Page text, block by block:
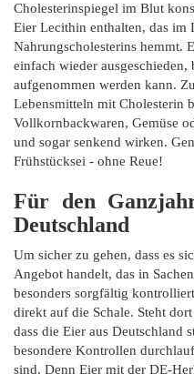
Cholesterinspiegel im Blut
Eier Lecithin enthalten, das im
Nahrungscholesterins hemmt.
einfach wieder
aufgenommen werden kann.
Lebensmitteln mit Cholesterin
Vollkornbackwaren, Gemüse
und sogar senkend wirken.
Frühstücksei - ohne Reue!
Für den
Deutschland
Um sicher zu gehen, dass es
Angebot handelt, das in
besonders sorgfältig
direkt auf die Schale. Steht
dass die Eier aus Deutschland
besondere Kontrollen
sind. Denn Eier mit der DE-